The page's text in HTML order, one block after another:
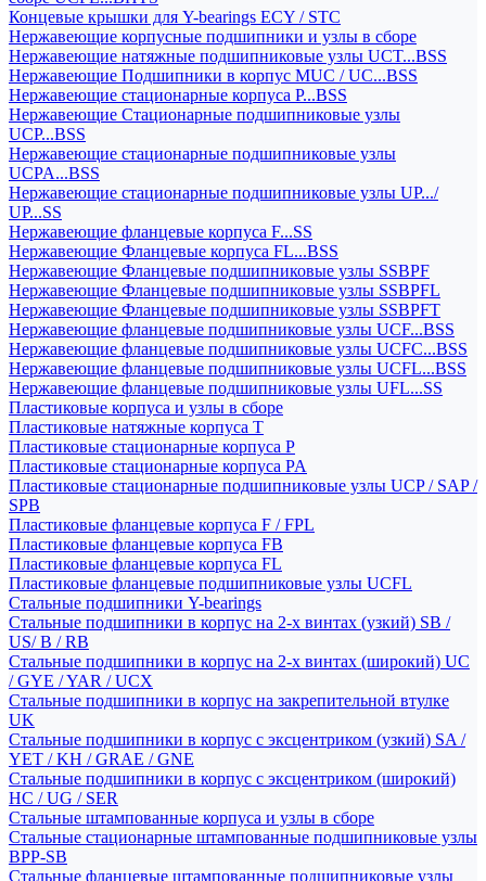
Концевые крышки для Y-bearings ECY / STC
Нержавеющие корпусные подшипники и узлы в сборе
Нержавеющие натяжные подшипниковые узлы UCT...BSS
Нержавеющие Подшипники в корпус MUC / UC...BSS
Нержавеющие стационарные корпуса P...BSS
Нержавеющие Стационарные подшипниковые узлы
UCP...BSS
Нержавеющие стационарные подшипниковые узлы
UCPA...BSS
Нержавеющие стационарные подшипниковые узлы UP.../
UP...SS
Нержавеющие фланцевые корпуса F...SS
Нержавеющие Фланцевые корпуса FL...BSS
Нержавеющие Фланцевые подшипниковые узлы SSBPF
Нержавеющие Фланцевые подшипниковые узлы SSBPFL
Нержавеющие Фланцевые подшипниковые узлы SSBPFT
Нержавеющие фланцевые подшипниковые узлы UCF...BSS
Нержавеющие фланцевые подшипниковые узлы UCFC...BSS
Нержавеющие фланцевые подшипниковые узлы UCFL...BSS
Нержавеющие фланцевые подшипниковые узлы UFL...SS
Пластиковые корпуса и узлы в сборе
Пластиковые натяжные корпуса T
Пластиковые стационарные корпуса P
Пластиковые стационарные корпуса PA
Пластиковые стационарные подшипниковые узлы UCP / SAP /
SPB
Пластиковые фланцевые корпуса F / FPL
Пластиковые фланцевые корпуса FB
Пластиковые фланцевые корпуса FL
Пластиковые фланцевые подшипниковые узлы UCFL
Стальные подшипники Y-bearings
Стальные подшипники в корпус на 2-х винтах (узкий) SB /
US/ B / RB
Стальные подшипники в корпус на 2-х винтах (широкий) UC
/ GYE / YAR / UCX
Стальные подшипники в корпус на закрепительной втулке
UK
Стальные подшипники в корпус с эксцентриком (узкий) SA /
YET / KH / GRAE / GNE
Стальные подшипники в корпус с эксцентриком (широкий)
HC / UG / SER
Стальные штампованные корпуса и узлы в сборе
Стальные стационарные штампованные подшипниковые узлы
BPP-SB
Стальные фланцевые штампованные подшипниковые узлы